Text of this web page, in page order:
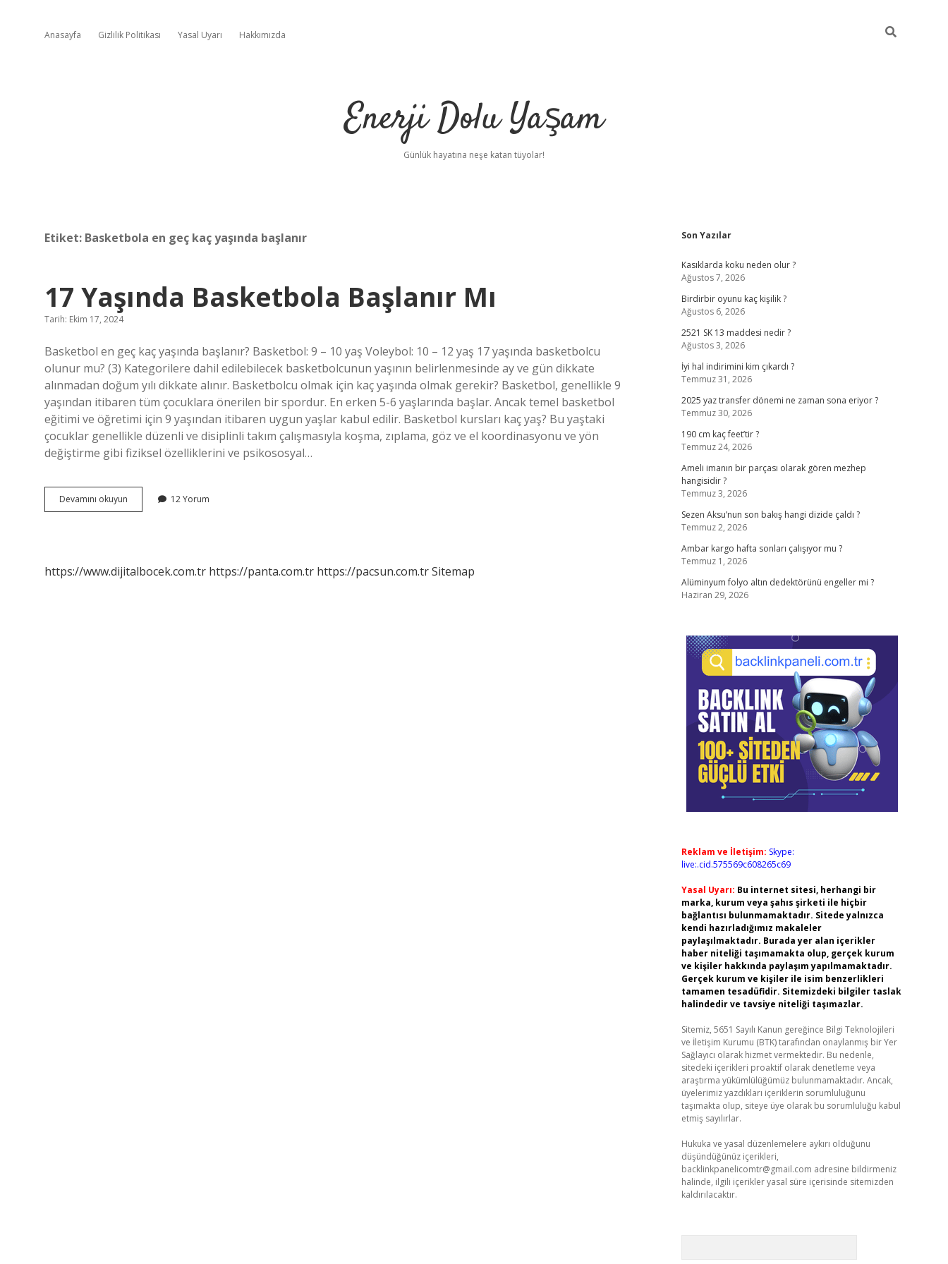
Anasayfa Gizlilik Politikası Yasal Uyarı Hakkımızda
Enerji Dolu Yaşam
Günlük hayatına neşe katan tüyolar!
Etiket: Basketbola en geç kaç yaşında başlanır
17 Yaşında Basketbola Başlanır Mı
Tarih: Ekim 17, 2024
Basketbol en geç kaç yaşında başlanır? Basketbol: 9 – 10 yaş Voleybol: 10 – 12 yaş 17 yaşında basketbolcu
olunur mu? (3) Kategorilere dahil edilebilecek basketbolcunun yaşının belirlenmesinde ay ve gün dikkate
alınmadan doğum yılı dikkate alınır. Basketbolcu olmak için kaç yaşında olmak gerekir? Basketbol, ​​genellikle 9
yaşından itibaren tüm çocuklara önerilen bir spordur. En erken 5-6 yaşlarında başlar. Ancak temel basketbol
eğitimi ve öğretimi için 9 yaşından itibaren uygun yaşlar kabul edilir. Basketbol kursları kaç yaş? Bu yaştaki
çocuklar genellikle düzenli ve disiplinli takım çalışmasıyla koşma, zıplama, göz ve el koordinasyonu ve yön
değiştirme gibi fiziksel özelliklerini ve psikososyal…
Devamını okuyun
Yaşında
12 Yorum
https://www.dijitalbocek.com.tr https://panta.com.tr https://pacsun.com.trSitemap
Sidebar
Son Yazılar
Kasıklarda koku neden olur ?
Ağustos 7, 2026
Birdirbir oyunu kaç kişilik ?
Ağustos 6, 2026
2521 SK 13 maddesi nedir ?
Ağustos 3, 2026
İyi hal indirimini kim çıkardı ?
Temmuz 31, 2026
2025 yaz transfer dönemi ne zaman sona eriyor ?
Temmuz 30, 2026
190 cm kaç feet’tir ?
Temmuz 24, 2026
Ameli imanın bir parçası olarak gören mezhep
hangisidir ?
Temmuz 3, 2026
Sezen Aksu’nun son bakış hangi dizide çaldı ?
Temmuz 2, 2026
Ambar kargo hafta sonları çalışıyor mu ?
Temmuz 1, 2026
Alüminyum folyo altın dedektörünü engeller mi ?
Haziran 29, 2026
Reklam ve İletişim: Skype:
live:.cid.575569c608265c69
Yasal Uyarı: Bu internet sitesi, herhangi bir
marka, kurum veya şahıs şirketi ile hiçbir
bağlantısı bulunmamaktadır. Sitede yalnızca
kendi hazırladığımız makaleler
paylaşılmaktadır. Burada yer alan içerikler
haber niteliği taşımamakta olup, gerçek kurum
ve kişiler hakkında paylaşım yapılmamaktadır.
Gerçek kurum ve kişiler ile isim benzerlikleri
tamamen tesadüfidir. Sitemizdeki bilgiler taslak
halindedir ve tavsiye niteliği taşımazlar.
Sitemiz, 5651 Sayılı Kanun gereğince Bilgi Teknolojileri
ve İletişim Kurumu (BTK) tarafından onaylanmış bir Yer
Sağlayıcı olarak hizmet vermektedir. Bu nedenle,
sitedeki içerikleri proaktif olarak denetleme veya
araştırma yükümlülüğümüz bulunmamaktadır. Ancak,
üyelerimiz yazdıkları içeriklerin sorumluluğunu
taşımakta olup, siteye üye olarak bu sorumluluğu kabul
etmiş sayılırlar.
Hukuka ve yasal düzenlemelere aykırı olduğunu
düşündüğünüz içerikleri,
backlinkpanelicomtr@gmail.com adresine bildirmeniz
halinde, ilgili içerikler yasal süre içerisinde sitemizden
kaldırılacaktır.